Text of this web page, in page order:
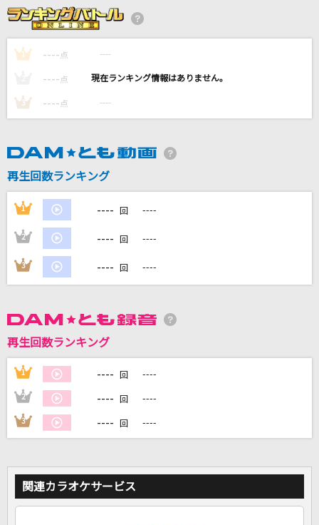
怪獣
サカナクション
火種
キタニタツヤ
[生音]わかって下さい
今では…今なら…今も…-Mixture style-
B'z
DAMの新曲・ランキングなど
DAMに会員登録・ログインして
カラオケをもっと楽しもう！
1 ---- 点 ----
---- 点 ----
3 ---- 点 ----
再生回数ランキング
1 ---- 回 ----
2 ---- 回 ----
3 ---- 回 ----
再生回数ランキング
1 ---- 回 ----
2 ---- 回 ----
3 ---- 回 ----
関連カラオケサービス